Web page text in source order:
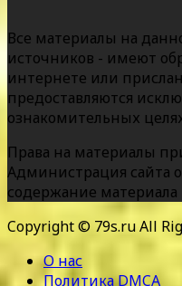
Все материалы на
источников - имеют
интернете или
предоставляются
ознакомительных
Права на материалы
Администрация сайта
содержание материала
Copyright © 79s.ru All
О нас
Политика DMCA